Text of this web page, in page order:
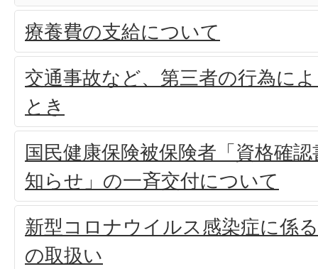
療養費の支給について
交通事故など、第三者の行為に
とき
国民健康保険被保険者「資格確
知らせ」の一斉交付について
新型コロナウイルス感染症に係
の取扱い